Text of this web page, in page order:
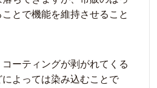
とで機能を維持させること
ーティングが剥がれてくる
よっては染み込むことで